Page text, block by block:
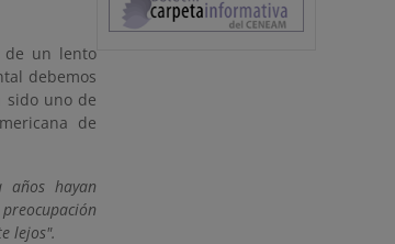
de un lento
debemos
sido uno de
de
años hayan
lejos".